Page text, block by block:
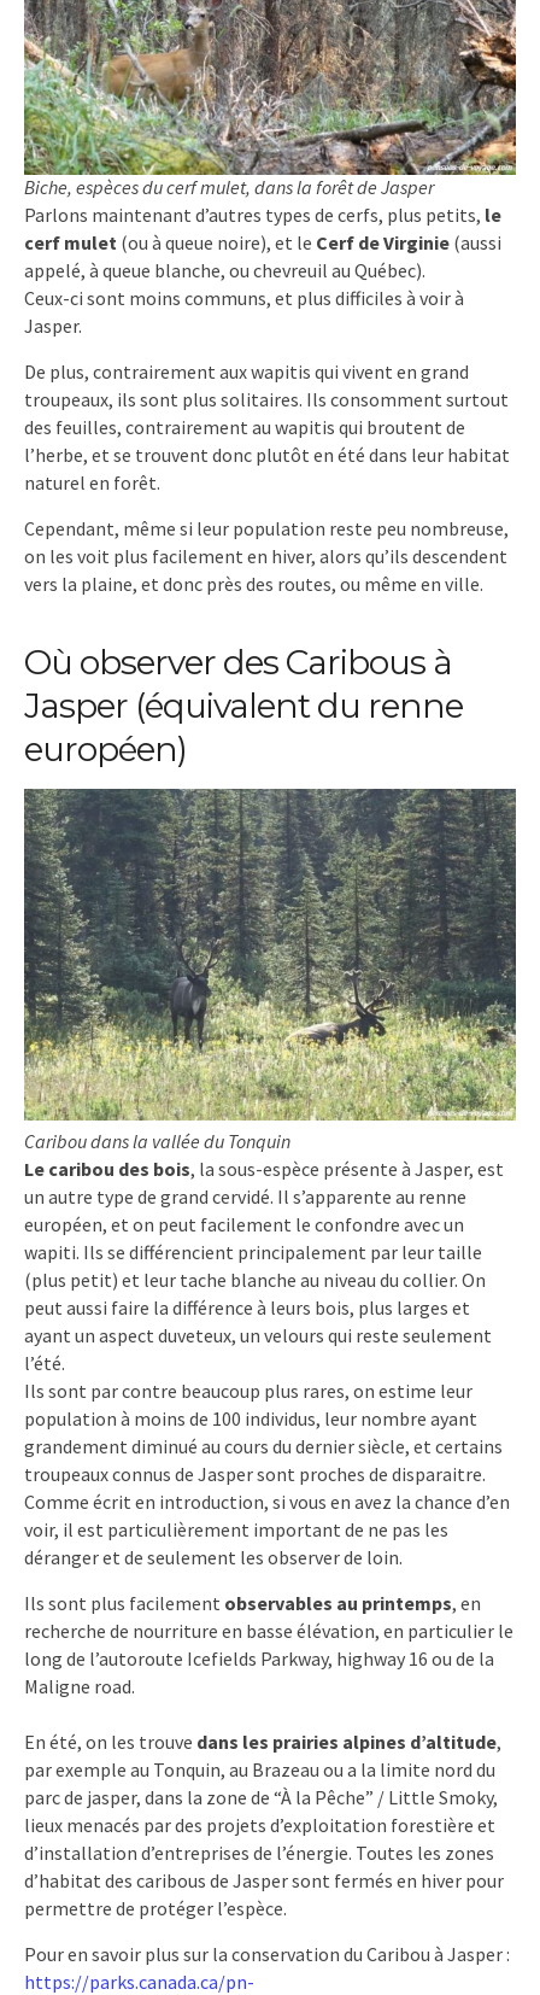
Biche, espèces du cerf mulet, dans la forêt de Jasper
Parlons maintenant d’autres types de cerfs, plus petits, le
cerf mulet (ou à queue noire), et le Cerf de Virginie (aussi
appelé, à queue blanche, ou chevreuil au Québec).
Ceux-ci sont moins communs, et plus difficiles à voir à
Jasper.
De plus, contrairement aux wapitis qui vivent en grand
troupeaux, ils sont plus solitaires. Ils consomment surtout
des feuilles, contrairement au wapitis qui broutent de
l’herbe, et se trouvent donc plutôt en été dans leur habitat
naturel en forêt.
Cependant, même si leur population reste peu nombreuse,
on les voit plus facilement en hiver, alors qu’ils descendent
vers la plaine, et donc près des routes, ou même en ville.
Où observer des Caribous à
Jasper (équivalent du renne
européen)
Caribou dans la vallée du Tonquin
Le caribou des bois, la sous-espèce présente à Jasper, est
un autre type de grand cervidé. Il s’apparente au renne
européen, et on peut facilement le confondre avec un
wapiti. Ils se différencient principalement par leur taille
(plus petit) et leur tache blanche au niveau du collier. On
peut aussi faire la différence à leurs bois, plus larges et
ayant un aspect duveteux, un velours qui reste seulement
l’été.
Ils sont par contre beaucoup plus rares, on estime leur
population à moins de 100 individus, leur nombre ayant
grandement diminué au cours du dernier siècle, et certains
troupeaux connus de Jasper sont proches de disparaitre.
Comme écrit en introduction, si vous en avez la chance d’en
voir, il est particulièrement important de ne pas les
déranger et de seulement les observer de loin.
Ils sont plus facilement observables au printemps, en
recherche de nourriture en basse élévation, en particulier le
long de l’autoroute Icefields Parkway, highway 16 ou de la
Maligne road.
En été, on les trouve dans les prairies alpines d’altitude,
par exemple au Tonquin, au Brazeau ou a la limite nord du
parc de jasper, dans la zone de “À la Pêche” / Little Smoky,
lieux menacés par des projets d’exploitation forestière et
d’installation d’entreprises de l’énergie. Toutes les zones
d’habitat des caribous de Jasper sont fermés en hiver pour
permettre de protéger l’espèce.
Pour en savoir plus sur la conservation du Caribou à Jasper :
https://parks.canada.ca/pn-